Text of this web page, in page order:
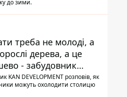
до зими.
треба не молоді, а
дерева, а це
- забудовник
KAN DEVELOPMENT розповів, як
можуть охолодити столицю